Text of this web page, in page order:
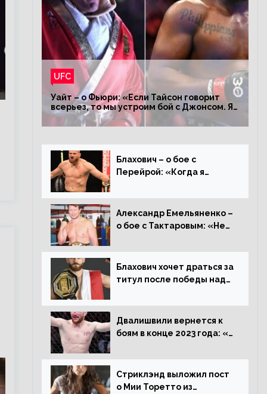
UFC
Уайт – о Фьюри: «Если Тайсон говорит
всерьез, то мы устроим бой с Джонсом. Я
заставил Флойда Мейвезера драться с
Конором»
Блахович – о бое с
Перейрой: «Когда я
93 кг, захотел драться с
ним»
Александр Емельяненко –
о бое с Тактаровым: «Нет,
Блахович хочет драться за
титул после победы над
счастлив увезти пояс в
Польшу»
Двалишвили вернется к
боям в конце 2023 года: «Я
месяца»
Стриклэнд выложил пост
о Мии Торетто из